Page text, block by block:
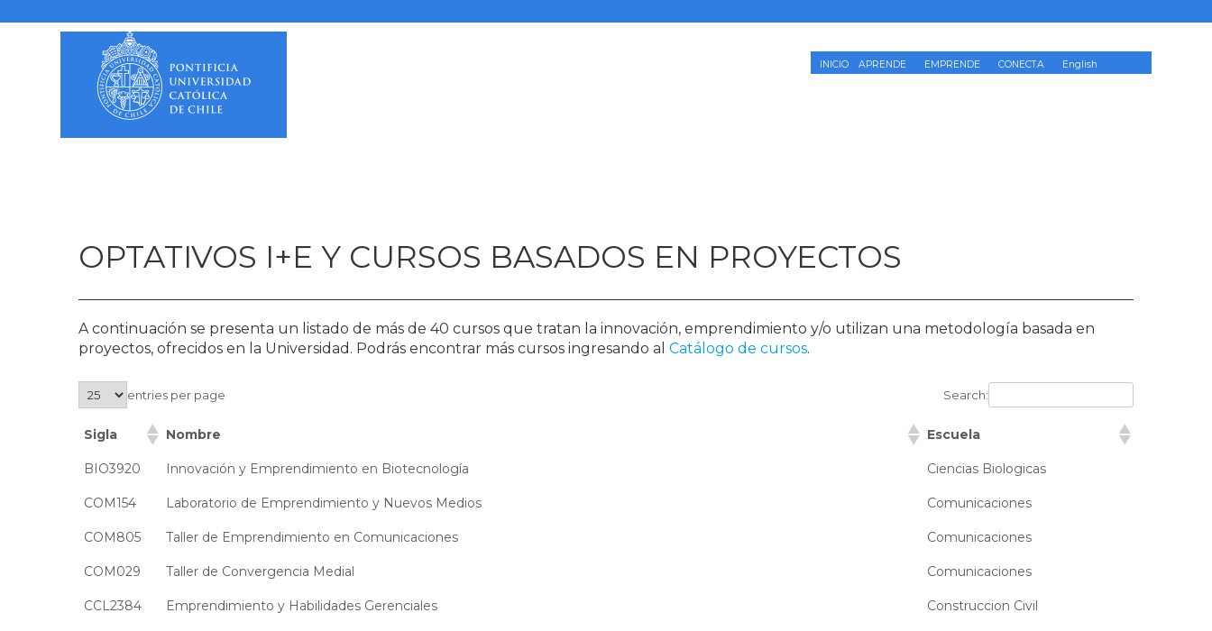
al
INICIO APRENDE EMPRENDE CONECTA English
OPTATIVOS I+E Y CURSOS BASADOS EN PROYECTOS
A continuación se presenta un listado de más de 40 cursos que tratan la innovación, emprendimiento y/o utilizan una metodología basada en
proyectos, ofrecidos en la Universidad. Podrás encontrar más cursos ingresando alCatálogo de cursos.
entries per page Search:
Sigla Nombre Escuela
BIO3920 Innovación y Emprendimiento en Biotecnología Ciencias Biologicas
COM154 Laboratorio de Emprendimiento y Nuevos Medios Comunicaciones
COM805 Taller de Emprendimiento en Comunicaciones Comunicaciones
COM029 Taller de Convergencia Medial Comunicaciones
CCL2384 Emprendimiento y Habilidades Gerenciales Construccion Civil